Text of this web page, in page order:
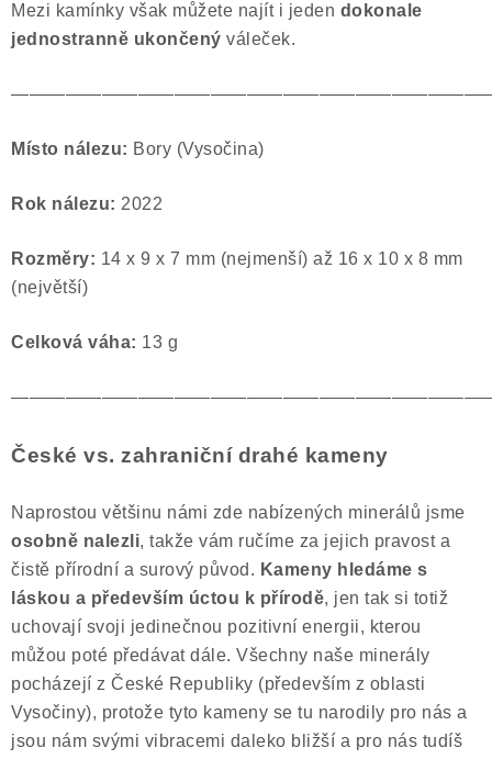
Mezi kamínky však můžete najít i jeden dokonale
jednostranně ukončený váleček.
Místo nálezu: Bory (Vysočina)
Rok nálezu: 2022
Rozměry: 14 x 9 x 7 mm (nejmenší) až 16 x 10 x 8 mm
(největší)
Celková váha: 13 g
České vs. zahraniční drahé kameny
Naprostou většinu námi zde nabízených minerálů jsme
osobně nalezli, takže vám ručíme za jejich pravost a
čistě přírodní a surový původ. Kameny hledáme s
láskou a především úctou k přírodě, jen tak si totiž
uchovají svoji jedinečnou pozitivní energii, kterou
můžou poté předávat dále. Všechny naše minerály
pocházejí z České Republiky (především z oblasti
Vysočiny), protože tyto kameny se tu narodily pro nás a
jsou nám svými vibracemi daleko bližší a pro nás tudíš